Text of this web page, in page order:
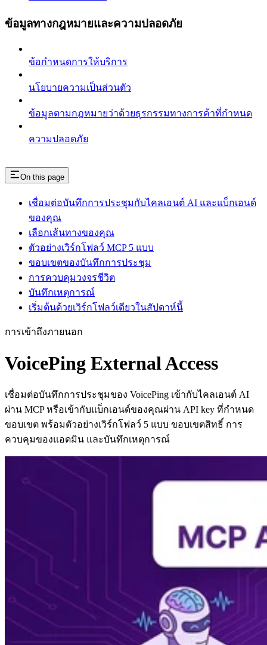
ข้อมูลทางกฎหมายและความปลอดภัย
ข้อกำหนดการให้บริการ
นโยบายความเป็นส่วนตัว
ข้อมูลตามกฎหมายว่าด้วยธุรกรรมทางการค้าที่กำหนด
ความปลอดภัย
On this page
เชื่อมต่อบันทึกการประชุมกับไคลเอนต์ AI และแบ็กเอนด์
ของคุณ
เลือกเส้นทางของคุณ
ตัวอย่างเวิร์กโฟลว์ MCP 5 แบบ
ขอบเขตของบันทึกการประชุม
การควบคุมวงจรชีวิต
บันทึกเหตุการณ์
เริ่มต้นด้วยเวิร์กโฟลว์เดียวในสัปดาห์นี้
การเข้าถึงภายนอก
VoicePing External Access
เชื่อมต่อบันทึกการประชุมของ VoicePing เข้ากับไคลเอนต์ AI
ผ่าน MCP หรือเข้ากับแบ็กเอนด์ของคุณผ่าน API key ที่กำหนด
ขอบเขต พร้อมตัวอย่างเวิร์กโฟลว์ 5 แบบ ขอบเขตสิทธิ์ การ
ควบคุมของแอดมิน และบันทึกเหตุการณ์